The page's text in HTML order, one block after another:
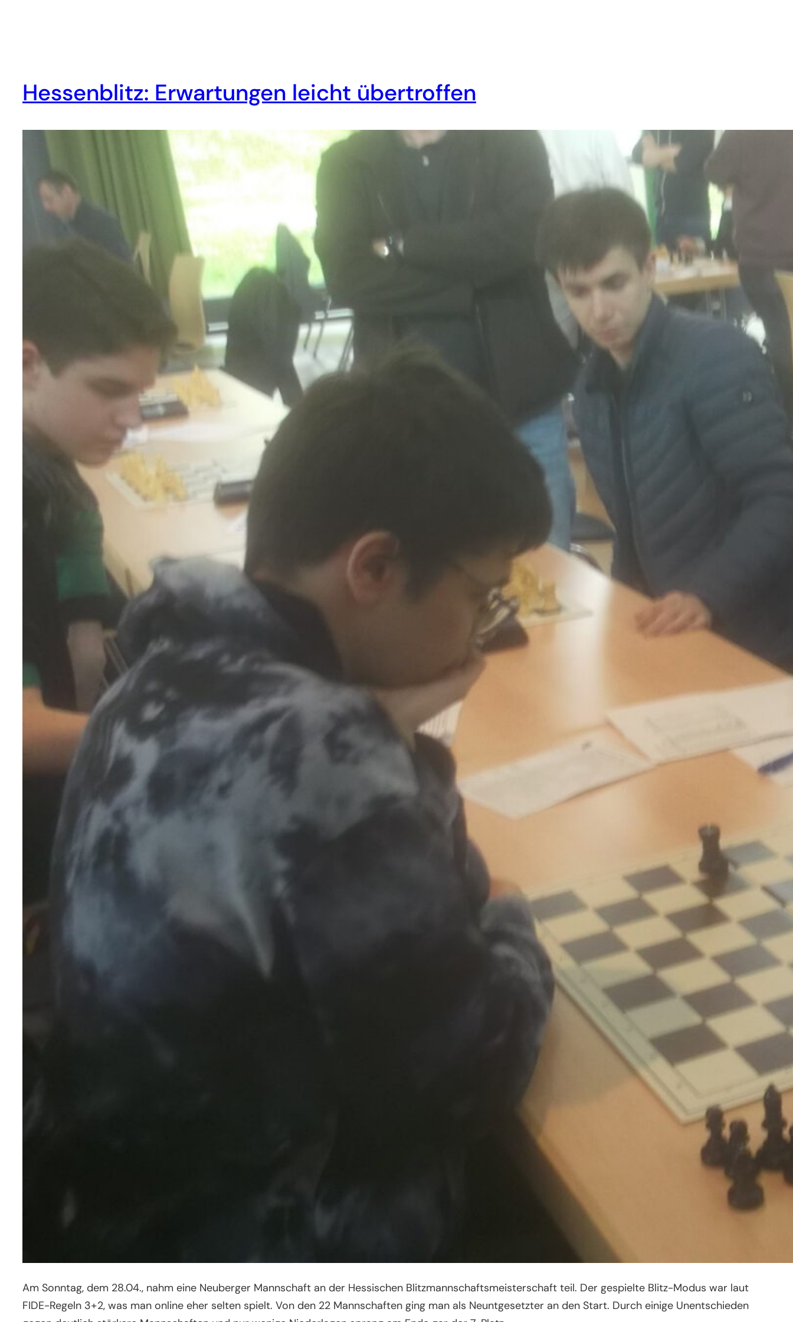
Hessenblitz: Erwartungen leicht übertroffen
Am Sonntag, dem 28.04., nahm eine Neuberger Mannschaft an der Hessischen Blitzmannschaftsmeisterschaft teil. Der gespielte Blitz-Modus war laut
FIDE-Regeln 3+2, was man online eher selten spielt. Von den 22 Mannschaften ging man als Neuntgesetzter an den Start. Durch einige Unentschieden